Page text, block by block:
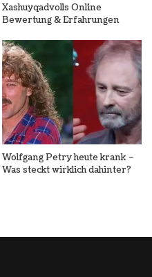
Xashuyqadvolls Online
Bewertung & Erfahrungen
Wolfgang Petry heute krank –
Was steckt wirklich dahinter?